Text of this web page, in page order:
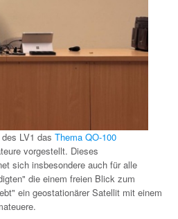
LV1 das Thema QO-100
vorgestellt. Dieses
sich insbesondere auch für alle
die einem freien Blick zum
ein geostationärer Satellit mit einem